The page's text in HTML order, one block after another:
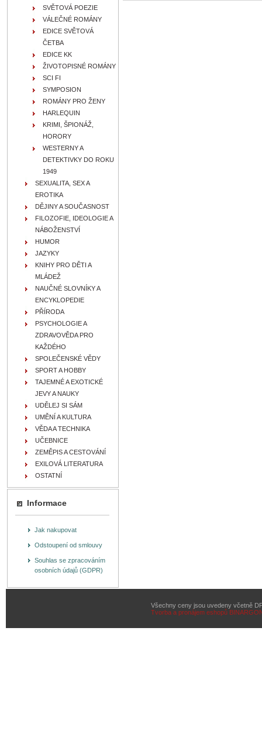
SVĚTOVÁ POEZIE
VÁLEČNÉ ROMÁNY
EDICE SVĚTOVÁ
ČETBA
EDICE KK
ŽIVOTOPISNÉ ROMÁNY
SCI FI
SYMPOSION
ROMÁNY PRO ŽENY
HARLEQUIN
KRIMI, ŠPIONÁŽ,
HORORY
WESTERNY A
DETEKTIVKY DO ROKU
1949
SEXUALITA, SEX A
EROTIKA
DĚJINY A SOUČASNOST
FILOZOFIE, IDEOLOGIE A
NÁBOŽENSTVÍ
HUMOR
JAZYKY
KNIHY PRO DĚTI A
MLÁDEŽ
NAUČNÉ SLOVNÍKY A
ENCYKLOPEDIE
PŘÍRODA
PSYCHOLOGIE A
ZDRAVOVĚDA PRO
KAŽDÉHO
SPOLEČENSKÉ VĚDY
SPORT A HOBBY
TAJEMNÉ A EXOTICKÉ
JEVY A NAUKY
UDĚLEJ SI SÁM
UMĚNÍ A KULTURA
VĚDA A TECHNIKA
UČEBNICE
ZEMĚPIS A CESTOVÁNÍ
EXILOVÁ LITERATURA
OSTATNÍ
Informace
Jak nakupovat
Odstoupení od smlouvy
Souhlas se zpracováním
osobních údajů (GDPR)
Všechny ceny jsou uvedeny včetně
Tvorba a pronájem eshopů